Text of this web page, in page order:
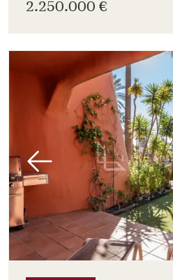
2.250.000 €